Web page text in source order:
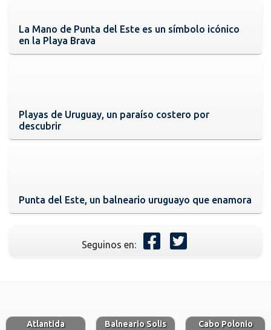
La Mano de Punta del Este es un símbolo icónico
en la Playa Brava
Playas de Uruguay, un paraíso costero por
descubrir
Punta del Este, un balneario uruguayo que enamora
Seguinos en:
Atlantida Balneario Solis Cabo Polonio